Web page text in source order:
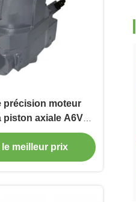
précision moteur
axiale A6VM
agricole
le meilleur prix